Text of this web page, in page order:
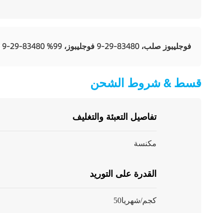
فوجليبوز صلب، 83480-29-9 فوجليبوز، 99% 83480-29-9
قسط & شروط الشحن
تفاصيل التعبئة والتغليف
مكنسة
القدرة على التوريد
50كجم/شهريا